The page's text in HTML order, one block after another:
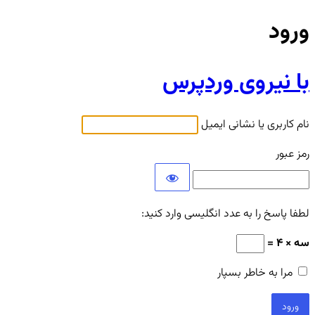
ورود
با نیروی وردپرس
نام کاربری یا نشانی ایمیل
رمز عبور
لطفا پاسخ را به عدد انگلیسی وارد کنید:
سه × 4 =
مرا به خاطر بسپار